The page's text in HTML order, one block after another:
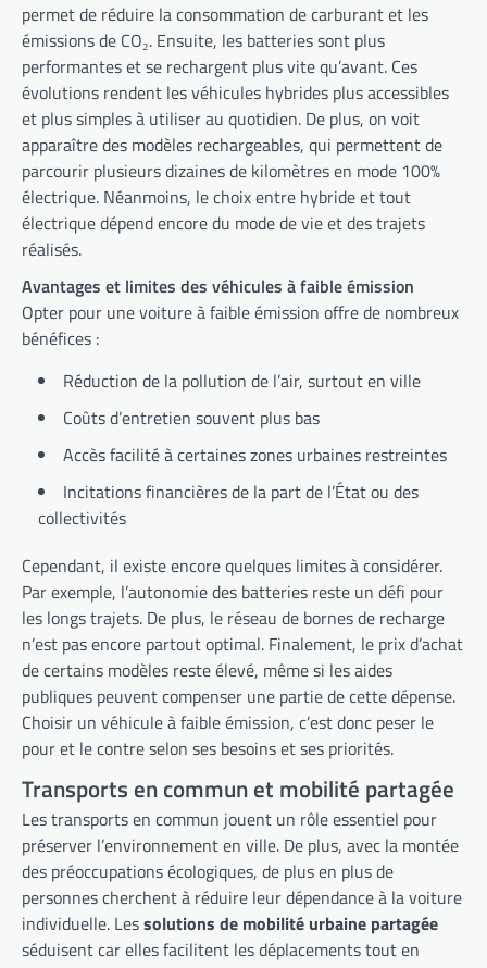
permet de réduire la consommation de carburant et les
émissions de CO₂. Ensuite, les batteries sont plus
performantes et se rechargent plus vite qu’avant. Ces
évolutions rendent les véhicules hybrides plus accessibles
et plus simples à utiliser au quotidien. De plus, on voit
apparaître des modèles rechargeables, qui permettent de
parcourir plusieurs dizaines de kilomètres en mode 100%
électrique. Néanmoins, le choix entre hybride et tout
électrique dépend encore du mode de vie et des trajets
réalisés.
Avantages et limites des véhicules à faible émission
Opter pour une voiture à faible émission offre de nombreux
bénéfices :
Réduction de la pollution de l’air, surtout en ville
Coûts d’entretien souvent plus bas
Accès facilité à certaines zones urbaines restreintes
Incitations financières de la part de l’État ou des
collectivités
Cependant, il existe encore quelques limites à considérer.
Par exemple, l’autonomie des batteries reste un défi pour
les longs trajets. De plus, le réseau de bornes de recharge
n’est pas encore partout optimal. Finalement, le prix d’achat
de certains modèles reste élevé, même si les aides
publiques peuvent compenser une partie de cette dépense.
Choisir un véhicule à faible émission, c’est donc peser le
pour et le contre selon ses besoins et ses priorités.
Transports en commun et mobilité partagée
Les transports en commun jouent un rôle essentiel pour
préserver l’environnement en ville. De plus, avec la montée
des préoccupations écologiques, de plus en plus de
personnes cherchent à réduire leur dépendance à la voiture
individuelle. Lessolutions de mobilité urbaine partagée
séduisent car elles facilitent les déplacements tout en